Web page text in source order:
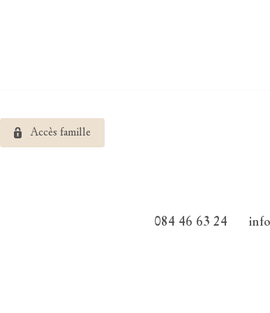
084 46 63 24
Accès famille